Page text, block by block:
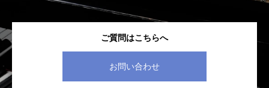
ご質問はこちらへ
お問い合わせ